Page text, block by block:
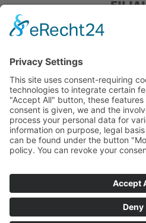
Pieper
Sandstraße
Pieper Zelt/
45966
Tel.: 0 20 43 /
info@pieper-